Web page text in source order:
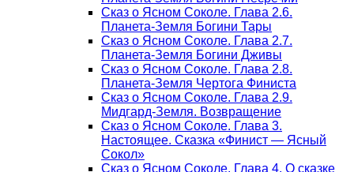
Сказ о Ясном Соколе. Глава 2.6.
Планета-Земля Богини Тары
Сказ о Ясном Соколе. Глава 2.7.
Планета-Земля Богини Дживы
Сказ о Ясном Соколе. Глава 2.8.
Планета-Земля Чертога Финиста
Сказ о Ясном Соколе. Глава 2.9.
Мидгард-Земля. Возвращение
Сказ о Ясном Соколе. Глава 3.
Настоящее. Сказка «Финист — Ясный
Сокол»
Сказ о Ясном Соколе. Глава 4. О сказке